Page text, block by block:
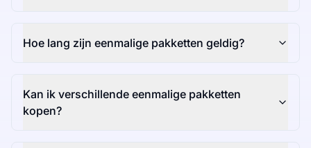
Hoe lang zijn eenmalige pakketten geldig?
Kan ik verschillende eenmalige pakketten
kopen?